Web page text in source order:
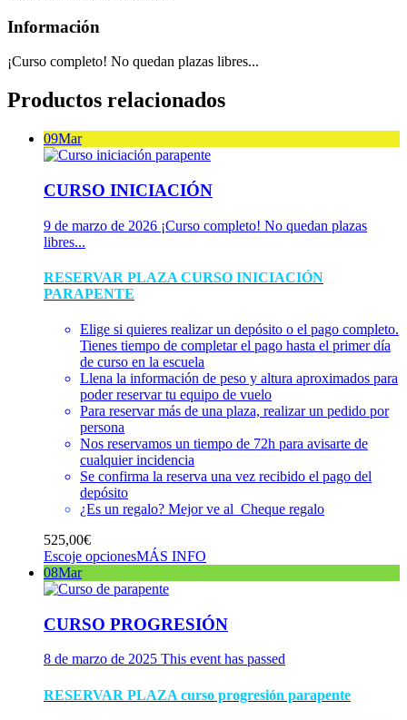
Información
¡Curso completo! No quedan plazas libres...
Productos relacionados
09Mar
CURSO INICIACIÓN
9 de marzo de 2026 ¡Curso completo! No quedan plazas
libres...
RESERVAR PLAZA CURSO INICIACIÓN
PARAPENTE
Elige si quieres realizar un depósito o el pago completo.
Tienes tiempo de completar el pago hasta el primer día
de curso en la escuela
Llena la información de peso y altura aproximados para
poder reservar tu equipo de vuelo
Para reservar más de una plaza, realizar un pedido por
persona
Nos reservamos un tiempo de 72h para avisarte de
cualquier incidencia
Se confirma la reserva una vez recibido el pago del
depósito
¿Es un regalo? Mejor ve al Cheque regalo
525,00€
Escoje opcionesMÁS INFO
08Mar
CURSO PROGRESIÓN
8 de marzo de 2025 This event has passed
RESERVAR PLAZA curso progresión parapente